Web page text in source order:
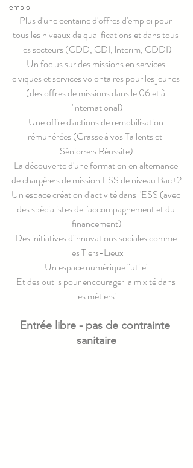
emploi
Plus d'une centaine d'offres d'emploi pour
tous les niveaux de qualifications et dans tous
les secteurs (CDD, CDI, lnterim, CDDI)
Un foc us sur des missions en services
civiques et services volontaires pour les jeunes
(des offres de missions dans le 06 et à
l'international)
Une offre d'actions de remobilisation
rémunérées (Grasse à vos Ta lents et
Sénior·e·s Réussite)
La découverte d'une formation en alternance
de chargé·e·s de mission ESS de niveau Bac+2
Un espace création d'activité dans l'ESS (avec
des spécialistes de l'accompagnement et du
financement)
Des initiatives d'innovations sociales comme
les Tiers-Lieux
Un espace numérique "utile"
Et des outils pour encourager la mixité dans
les métiers!
Entrée libre - pas de contrainte
sanitaire